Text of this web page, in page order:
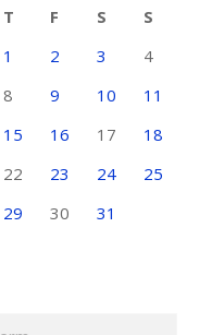
T F S
S
1
2 3
4
8 9 10
11
15 16 17
18
22 23 24
25
29 30 31